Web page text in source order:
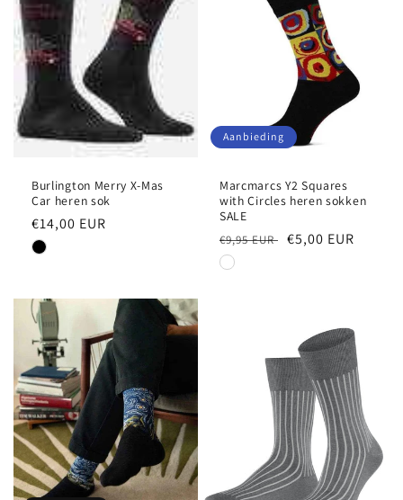
Burlington Merry X-Mas
Car heren sok
Normale
prijs
€14,00 EUR
Aanbieding
Marcmarcs Y2 Squares
with Circles heren sokken
SALE
Normale
prijs
€9,95 EUR Aanbiedingsprijs
€5,00 EUR